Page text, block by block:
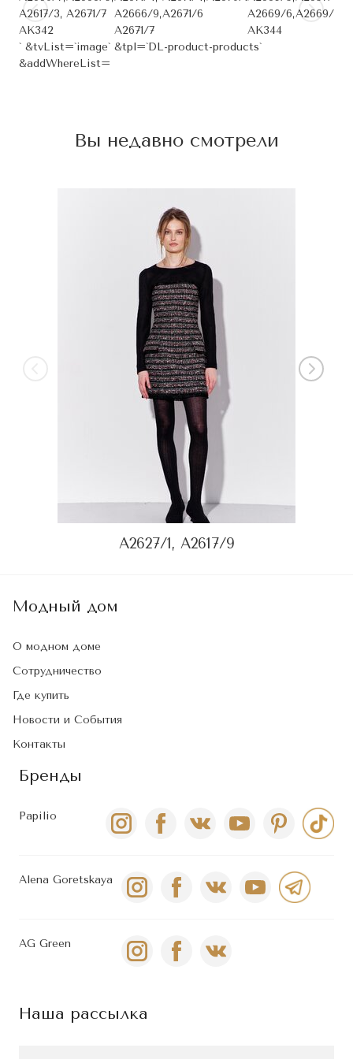
A2617/3,
AK342
A2671/7 A2666/9,
A2671/7
A2671/6
A2669/6,
AK344
A2669/6
` &tvList=`image` &tpl=`DL-product-products`
&addWhereList=
Вы недавно смотрели
A2627/1, A2617/9
Модный дом
О модном доме
Сотрудничество
Где купить
Новости и События
Контакты
Бренды
Papilio
Alena Goretskaya
AG Green
Наша рассылка